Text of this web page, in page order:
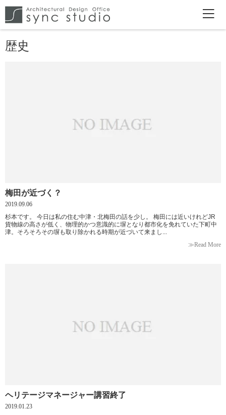
歴史
梅田が近づく？
2019.09.06
杉本です。 今日は私の住む中津・北梅田の話を少し。 梅田には近いけれどJR
貨物線の高さが低く、物理的かつ意識的に塀となり都市化を免れていた下町中
津。そろそろその塀も取り除かれる時期が近づいて来まし...
≫Read More
ヘリテージマネージャー講習終了
2019.01.23